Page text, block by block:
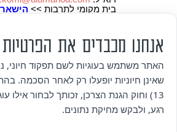
בית מקומי לתרבות >>
הערה: ב'בית מקומי לתרבות'
לתרבות', למידע אודות
לרשותכן ולרשותכם,
צוות 'בית מקומי לתרבות'
אנחנו מכבדים את
האתר משתמש בעוגיות לשם תפקוד חיוני,
שאינן חיוניות יופעלו רק לאחר הסכמה.
13) וחוק הגנת הצרכן, זכותך לבחור
רגע, ולבקש מחיקת נתונים.